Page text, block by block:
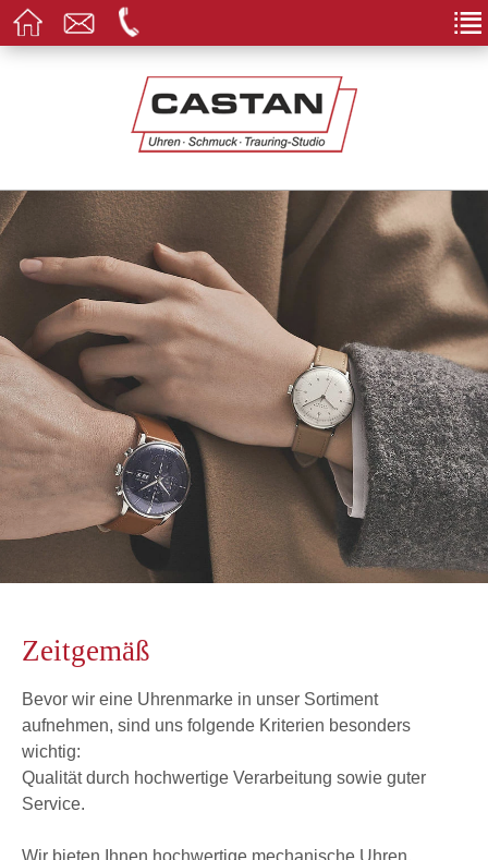
Zeitgemäß
Bevor wir eine Uhrenmarke in unser Sortiment
aufnehmen, sind uns folgende Kriterien besonders
wichtig:
Qualität durch hochwertige Verarbeitung sowie guter
Service.
Wir bieten Ihnen hochwertige mechanische Uhren,